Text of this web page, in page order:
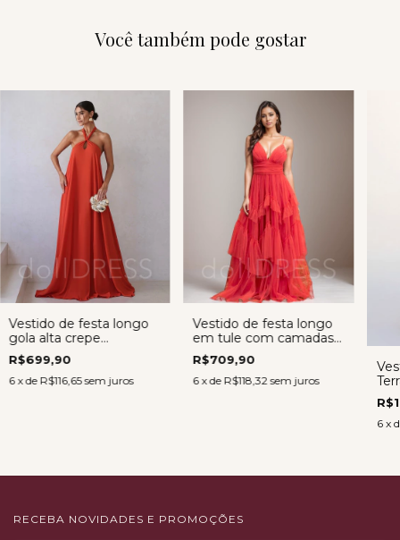
Você também pode gostar
Vestido de festa longo
gola alta crepe
musseline - Vestido
Cecília TERRACOTA
R$699,90
6 x de R$116,65 sem juros
Vestido de festa longo
em tule com camadas -
Vestido Sarah
TERRACOTA
R$709,90
6 x de R$118,32 sem juros
6 x
RECEBA NOVIDADES E PROMOÇÕES